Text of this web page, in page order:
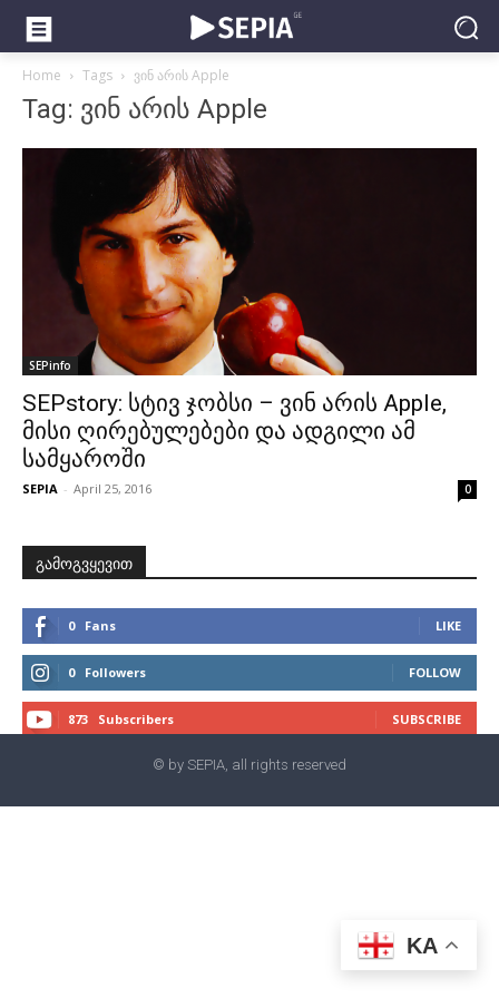
Home Tags ვინ არის Apple
Tag: ვინ არის Apple
SEPinfo
SEPstory: სტივ ჯობსი – ვინ არის Apple,
მისი ღირებულებები და ადგილი ამ
სამყაროში
SEPIA - April 25, 2016 0
გამოგვყევით
0 Fans LIKE
0 Followers FOLLOW
873 Subscribers SUBSCRIBE
© by SEPIA, all rights reserved
KA